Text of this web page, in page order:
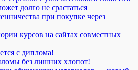
долго не срастаться
при покупке через
курсов на сайтах совместных
с диплома!
без лишних хлопот!